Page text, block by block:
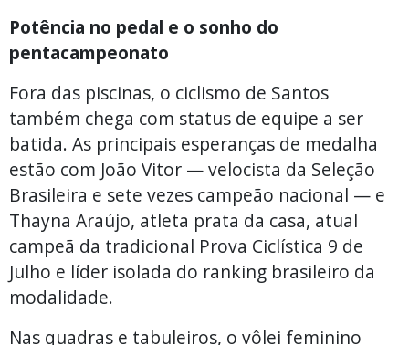
Potência no pedal e o sonho do
pentacampeonato
Fora das piscinas, o ciclismo de Santos
também chega com status de equipe a ser
batida. As principais esperanças de medalha
estão com João Vitor — velocista da Seleção
Brasileira e sete vezes campeão nacional — e
Thayna Araújo, atleta prata da casa, atual
campeã da tradicional Prova Ciclística 9 de
Julho e líder isolada do ranking brasileiro da
modalidade.
Nas quadras e tabuleiros, o vôlei feminino